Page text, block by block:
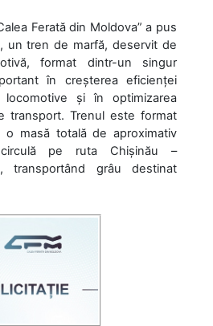
Ferată din Moldova” a pus
un tren de marfă, deservit de
format dintr-un singur
în creșterea eficienței
și în optimizarea
transport. Trenul este format
masă totală de aproximativ
pe ruta Chișinău –
transportând grâu destinat